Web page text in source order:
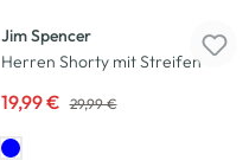
Jim Spencer
Herren Shorty mit Streifen
19,99 € 29,99 €